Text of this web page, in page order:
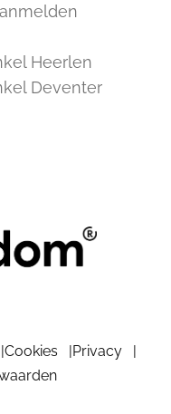
Heerlen
Deventer
Cookies
Privacy